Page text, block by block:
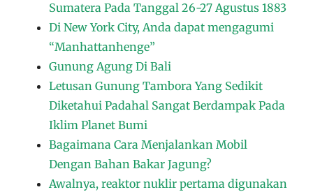
Sumatera Pada Tanggal 26-27 Agustus 1883
Di New York City, Anda dapat mengagumi
“Manhattanhenge”
Gunung Agung Di Bali
Letusan Gunung Tambora Yang Sedikit
Diketahui Padahal Sangat Berdampak Pada
Iklim Planet Bumi
Bagaimana Cara Menjalankan Mobil
Dengan Bahan Bakar Jagung?
Awalnya, reaktor nuklir pertama digunakan